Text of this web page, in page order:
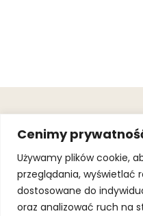
Cenimy
Używamy plików cookie,
przeglądania, wyświetlać
dostosowane do
oraz analizować ruch na
+48 510 070
090
SOLEC 81B LOK.
A66,
WARSZAWA
OBSŁUGA
KLIENTA
Gwarancja